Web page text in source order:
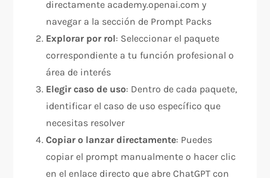
directamente academy.openai.com y
navegar a la sección de Prompt Packs​​
Explorar por rol: Seleccionar el paquete
correspondiente a tu función profesional o
área de interés​
Elegir caso de uso: Dentro de cada paquete,
identificar el caso de uso específico que
necesitas resolver​
Copiar o lanzar directamente: Puedes
copiar el prompt manualmente o hacer clic
en el enlace directo que abre ChatGPT con